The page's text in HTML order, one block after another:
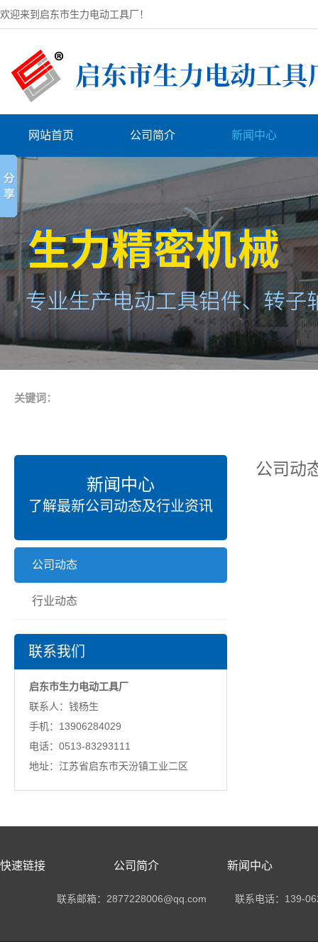
欢迎来到启东市生力电动工具厂！
网站首页 公司简介 新闻中心
关键词：
新闻中心
了解最新公司动态及行业资讯
公司动态
行业动态
联系我们
启东市生力电动工具厂
联系人：钱杨生
手机：13906284029
电话：0513-83293111
地址：江苏省启东市天汾镇工业二区
公司动
快速链接 公司简介 新闻中心
联系邮箱：2877228006@qq.com 联系电话： 139-